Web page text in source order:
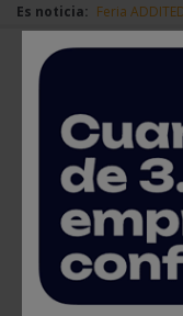
Es noticia: Feria
Redes Sociales
Cinco
plantas de